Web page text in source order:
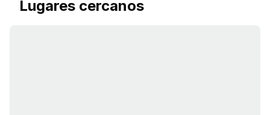
Lugares cercanos